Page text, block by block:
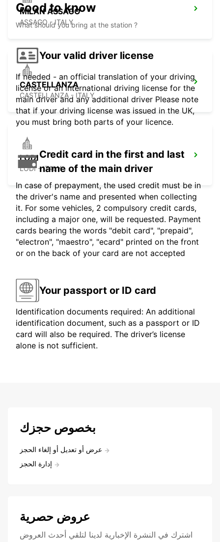
MILAN ASSAGO
ASSAGO - ITALY
CASTELLANZA
CASTELLANZA - ITALY
LODI
LODI - ITALY
Good to know
What should you bring at the station ?
Your valid driver license
If needed - an official translation of your driving
license or an international driving license for the
main driver and any additional driver Please note
that if your driving license was issued in the UK,
you must bring both parts of your licence.
Credit card in the first and last
name of the main driver
In case of prepayment, the used credit must be in
the driver's name and presented when collecting
it. For some vehicles, 2 compulsory credit cards,
including a major one, will be requested. Payment
cards bearing the words "debit card", "prepaid",
"electron", "maestro", "ecard" printed on the front
or on the back of your card are not accepted
Your passport or ID card
Identification documents required: An additional
identification document, such as a passport or ID
card will also be required. The driver’s license
alone is not sufficient.
بخصوص حجزك
عرض أو تعديل أو إلغاء الحجز
إدارة الحجز
عروض حصرية
اشترك في النشرة الإخبارية لدينا لتلقي أحدث العروض